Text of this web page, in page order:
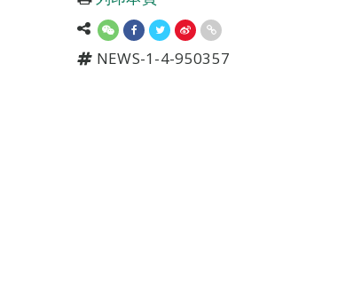
NEWS-1-4-950357